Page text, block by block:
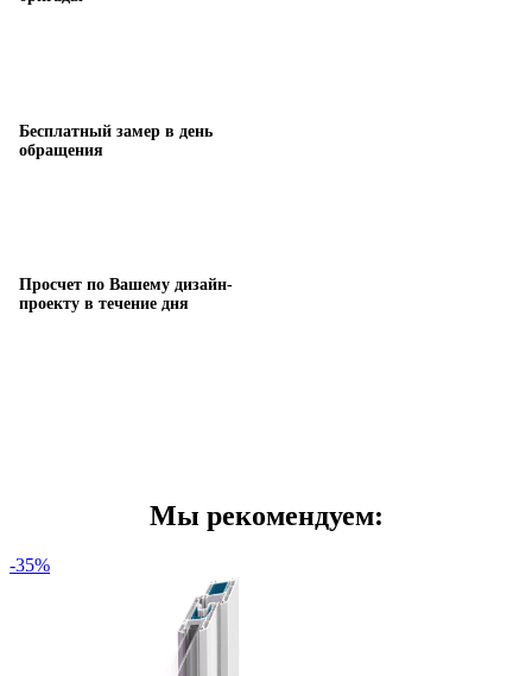
Бесплатный замер в день
обращения
Просчет по Вашему дизайн-
проекту в течение дня
Мы рекомендуем:
-35%